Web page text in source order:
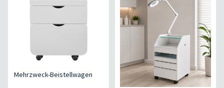
Mehrzweck-Beistellwagen